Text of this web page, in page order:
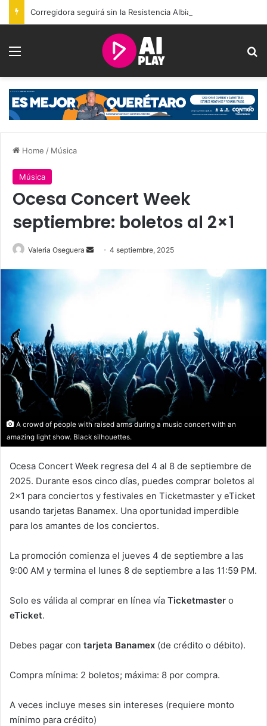
Menu
Home / Música
Música
Ocesa Concert Week
septiembre: boletos al 2×1
Valeria Oseguera
Send4 septiembre, 2025
A crowd of people with raised arms during a music concert with an
amazing light show. Black silhouettes.
Ocesa Concert Week regresa del 4 al 8 de septiembre de
2025. Durante esos cinco días, puedes comprar boletos al
2×1 para conciertos y festivales en Ticketmaster y eTicket
usando tarjetas Banamex. Una oportunidad imperdible
para los amantes de los conciertos.
La promoción comienza el jueves 4 de septiembre a las
9:00 AM y termina el lunes 8 de septiembre a las 11:59 PM.
Solo es válida al comprar en línea vía Ticketmaster o
eTicket.
Debes pagar con tarjeta Banamex (de crédito o débito).
Compra mínima: 2 boletos; máxima: 8 por compra.
A veces incluye meses sin intereses (requiere monto
mínimo para crédito)